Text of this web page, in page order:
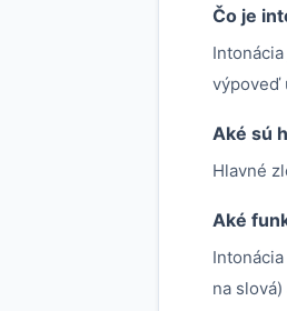
Čo je
výpoveď
Aké sú
Hlavné
Aké
na